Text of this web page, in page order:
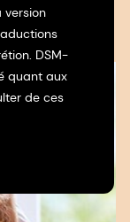
version
DSM-
quant aux
de ces